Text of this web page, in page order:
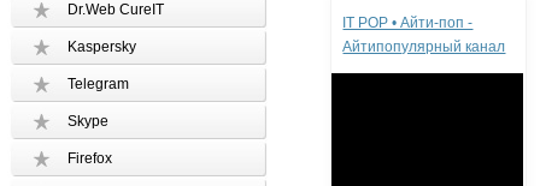
Dr.Web CureIT
Kaspersky
Telegram
Skype
Firefox
IT POP • Айти-поп -
Айтипопулярный канал